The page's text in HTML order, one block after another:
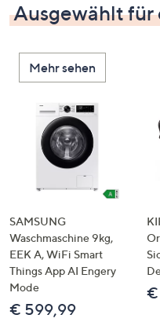
oben
und
nach
unten
oder
wischen
Touch-
links
bzw.
rechts,
um
diese
anzuzeigen.
Ausgewählt für
Mehr sehen
SAMSUNG
Waschmaschine 9kg,
EEK A, WiFi Smart
Things App AI Engery
Mode
€ 599,99
€